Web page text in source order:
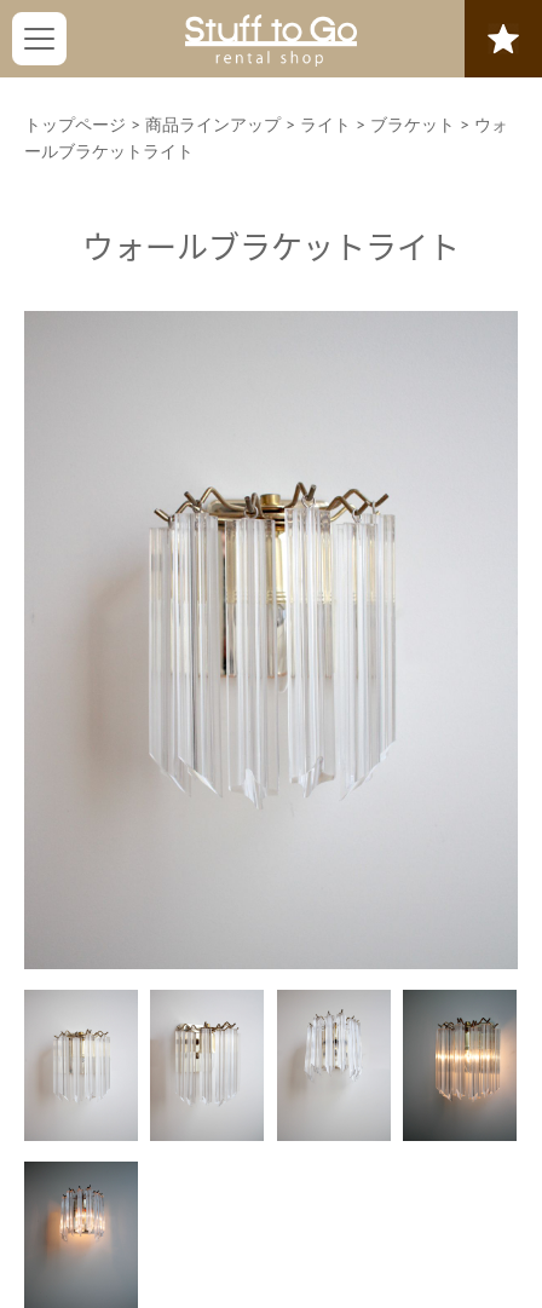
トップページ > 商品ラインアップ > ライト > ブラケット > ウォ
ールブラケットライト
ウォールブラケットライト